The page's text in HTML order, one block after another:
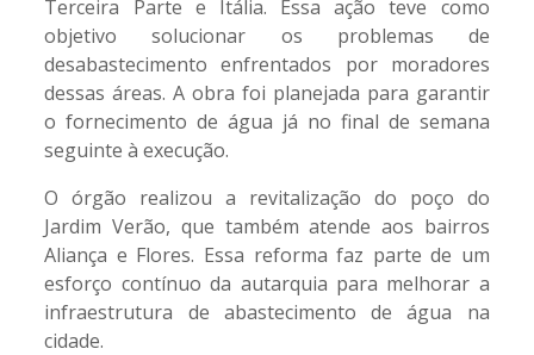
Terceira Parte e Itália. Essa ação teve como
objetivo solucionar os problemas de
desabastecimento enfrentados por moradores
dessas áreas. A obra foi planejada para garantir
o fornecimento de água já no final de semana
seguinte à execução.
O órgão realizou a revitalização do poço do
Jardim Verão, que também atende aos bairros
Aliança e Flores. Essa reforma faz parte de um
esforço contínuo da autarquia para melhorar a
infraestrutura de abastecimento de água na
cidade.